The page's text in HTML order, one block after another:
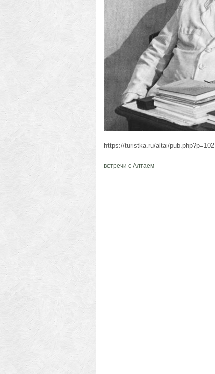
https://turistka.ru/altai/pub.php?p=102
встречи с Алтаем